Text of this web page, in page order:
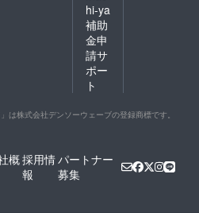
hi-ya
補助
金申
請サ
ポー
ト
」は株式会社デンソーウェーブの登録商標です。
概採用情
報
パートナー
募集